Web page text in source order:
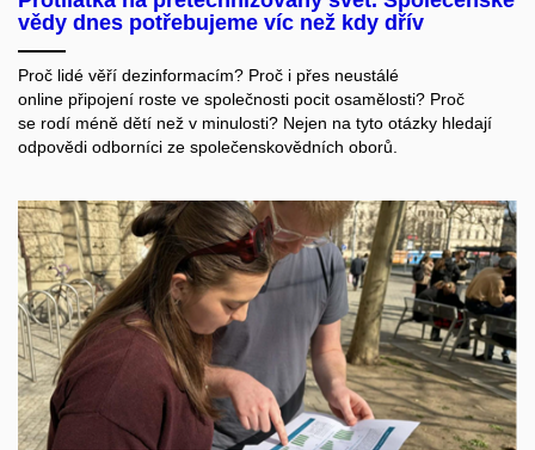
vědy dnes potřebujeme víc než kdy dřív
Proč lidé věří dezinformacím? Proč i přes neustálé
online připojení roste ve společnosti pocit osamělosti? Proč
se rodí méně dětí než v minulosti? Nejen na tyto otázky hledají
odpovědi odborníci ze společenskovědních oborů.